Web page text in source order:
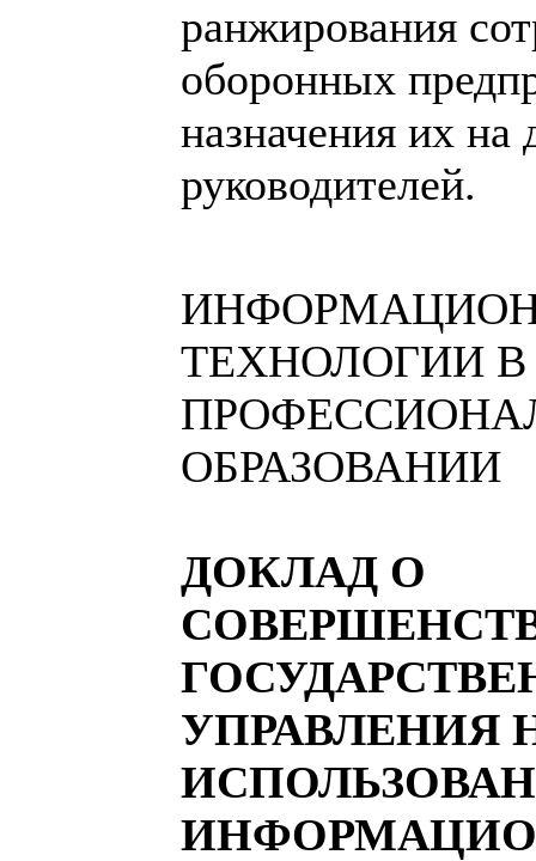
ранжирования
оборонных
назначения их на
руководителей.
ТЕХНОЛОГИИ
ОБРАЗОВАНИИ
ДОКЛАД О
УПРАВЛЕНИЯ